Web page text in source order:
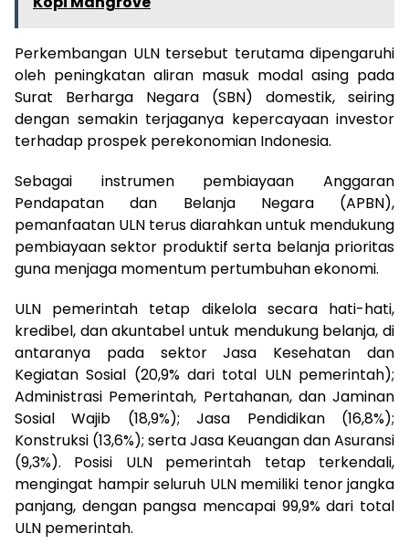
Perkembangan ULN tersebut terutama dipengaruhi
oleh peningkatan aliran masuk modal asing pada
Surat Berharga Negara (SBN) domestik, seiring
dengan semakin terjaganya kepercayaan investor
terhadap prospek perekonomian Indonesia.
Sebagai instrumen pembiayaan Anggaran
Pendapatan dan Belanja Negara (APBN),
pemanfaatan ULN terus diarahkan untuk mendukung
pembiayaan sektor produktif serta belanja prioritas
guna menjaga momentum pertumbuhan ekonomi.
ULN pemerintah tetap dikelola secara hati-hati,
kredibel, dan akuntabel untuk mendukung belanja, di
antaranya pada sektor Jasa Kesehatan dan
Kegiatan Sosial (20,9% dari total ULN pemerintah);
Administrasi Pemerintah, Pertahanan, dan Jaminan
Sosial Wajib (18,9%); Jasa Pendidikan (16,8%);
Konstruksi (13,6%); serta Jasa Keuangan dan Asuransi
(9,3%). Posisi ULN pemerintah tetap terkendali,
mengingat hampir seluruh ULN memiliki tenor jangka
panjang, dengan pangsa mencapai 99,9% dari total
ULN pemerintah.